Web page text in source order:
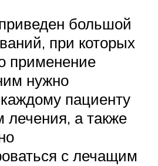
большой
при которых
применение
нужно
пациенту
лечения, а также
с лечащим